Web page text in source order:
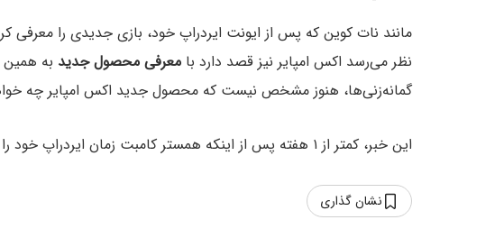
مانند نات کوین که پس از ایونت ایردراپ خود، بازی جدیدی را معرفی
نظر می‌رسد اکس امپایر نیز قصد دارد با معرفی محصول جدید به
گمانه‌زنی‌ها، هنوز مشخص نیست که محصول جدید اکس امپایر چه
این خبر، کمتر از ۱ هفته پس از اینکه همستر کامبت زمان ایردراپ خود را برای تاریخ ۵ مهر اعلام کرد، منتشر شد.
نشان گذاری